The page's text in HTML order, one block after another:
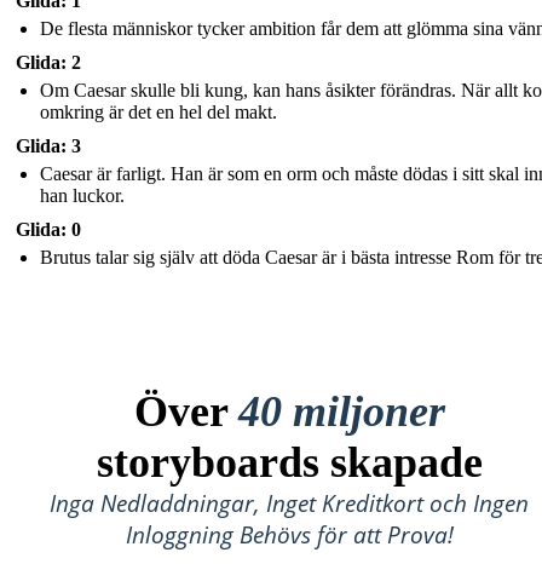
De flesta människor tycker ambition får dem att glömma sina
Glida: 2
Om Caesar skulle bli kung, kan hans åsikter förändras. När allt
omkring är det en hel del makt.
Glida: 3
Caesar är farligt. Han är som en orm och måste dödas i sitt skal
han luckor.
Glida: 0
Brutus talar sig själv att döda Caesar är i bästa intresse Rom för
Över40 miljoner
storyboards skapade
Inga Nedladdningar, Inget Kreditkort och Ingen
Inloggning Behövs för att Prova!